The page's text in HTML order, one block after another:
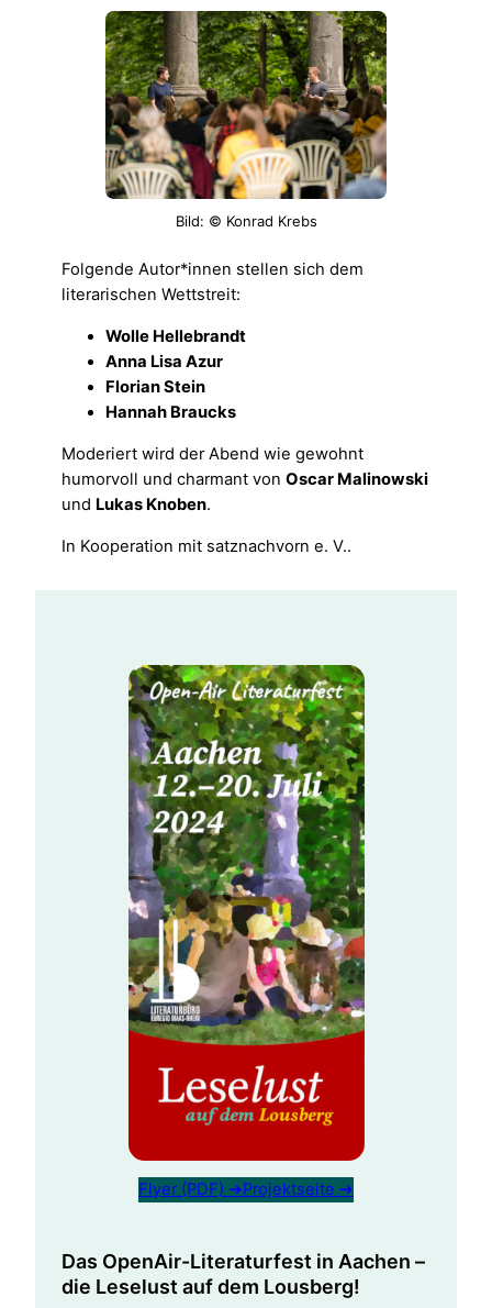
Bild: © Konrad Krebs
Folgende Autor*innen stellen sich dem
literarischen Wettstreit:
Wolle Hellebrandt
Anna Lisa Azur
Florian Stein
Hannah Braucks
Moderiert wird der Abend wie gewohnt
humorvoll und charmant von Oscar Malinowski
und Lukas Knoben.
In Kooperation mit satznachvorn e. V..
Flyer (PDF) ➔Projektseite ➔
Das OpenAir-Literaturfest in Aachen –
die Leselust auf dem Lousberg!